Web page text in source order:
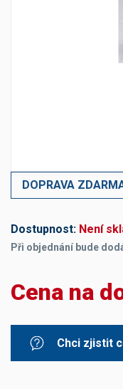
DOPRAVA
Dostupnost: Není
Při objednání bude
Cena na
Chci zjistit